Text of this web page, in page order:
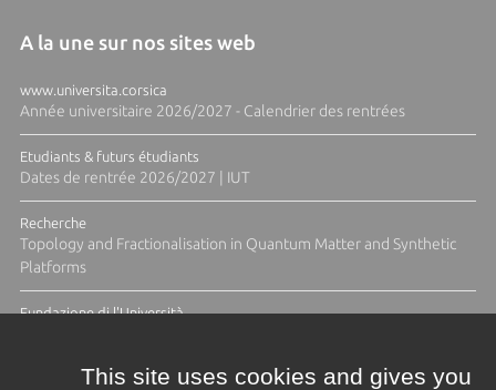
A la une sur nos sites web
www.universita.corsica
Année universitaire 2026/2027 - Calendrier des rentrées
Etudiants & futurs étudiants
Dates de rentrée 2026/2027 | IUT
Recherche
Topology and Fractionalisation in Quantum Matter and Synthetic
Platforms
Fundazione di l'Università
This site uses cookies and gives you